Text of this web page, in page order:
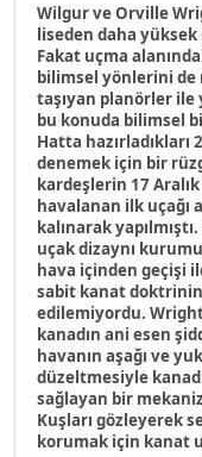
Wilgur ve Orville
liseden daha
Fakat uçma
bilimsel yönlerini de
taşıyan planörler ile
bu konuda bilimsel
Hatta
denemek için bir
kardeşlerin 17
havalanan ilk uçağı
kalınarak
uçak dizaynı
hava içinden geçişi
sabit kanat
edilemiyordu.
kanadın ani esen
havanın aşağı ve
düzeltmesiyle
sağlayan bir
Kuşları gözleyerek
korumak için kanat